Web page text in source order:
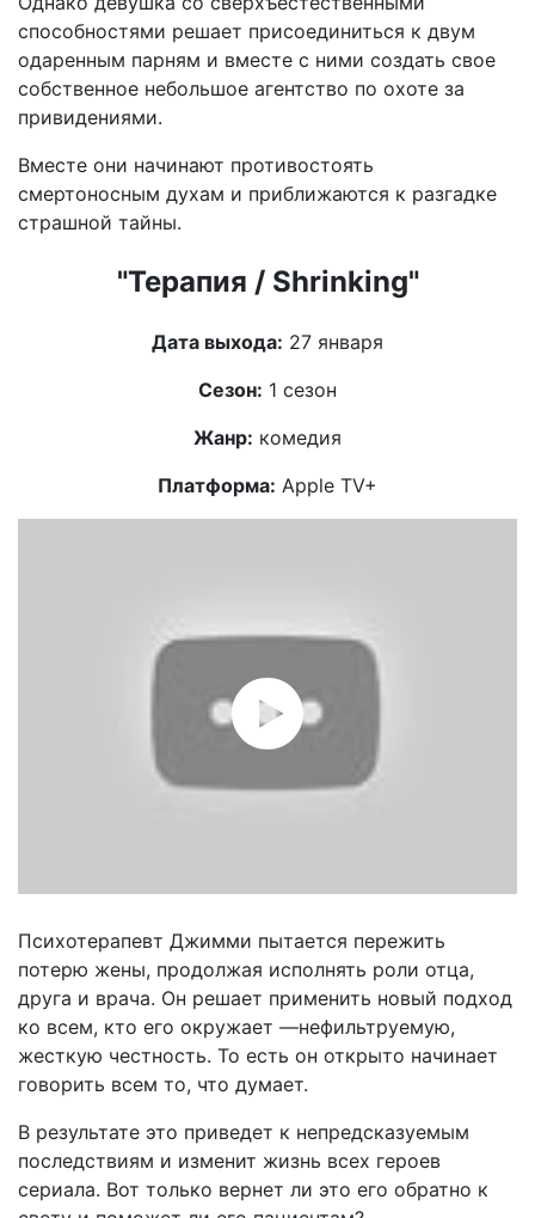
способностями решает присоединиться к двум
одаренным парням и вместе с ними создать свое
собственное небольшое агентство по охоте за
привидениями.
Вместе они начинают противостоять
смертоносным духам и приближаются к разгадке
страшной тайны.
"Терапия / Shrinking"
Дата выхода: 27 января
Сезон: 1 сезон
Жанр: комедия
Платформа: Apple TV+
Психотерапевт Джимми пытается пережить
потерю жены, продолжая исполнять роли отца,
друга и врача. Он решает применить новый подход
ко всем, кто его окружает —нефильтруемую,
жесткую честность. То есть он открыто начинает
говорить всем то, что думает.
В результате это приведет к непредсказуемым
последствиям и изменит жизнь всех героев
сериала. Вот только вернет ли это его обратно к